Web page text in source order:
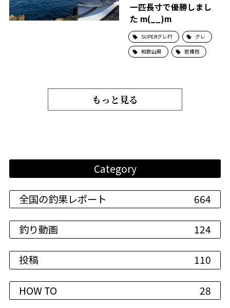
Category
全国の釣果レポート 664
釣り動画 124
投稿 110
HOW TO 28
一匹長寸で優勝しまし
た m(__)m
SUPERグレFT グレ
和歌山県 岩橋稔
もっと見る